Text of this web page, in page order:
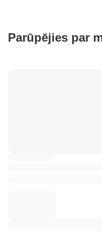
Parūpējies par